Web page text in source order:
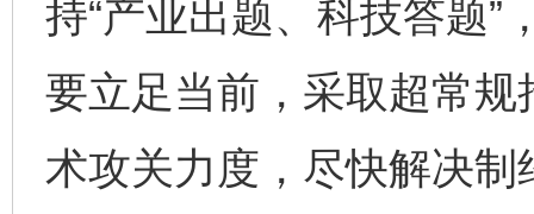
持“产业出题、科技答题”
要立足当前，采取超常
术攻关力度，尽快解决制